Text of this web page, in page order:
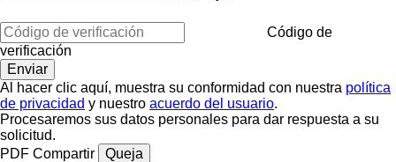
Código de
verificación
Al hacer clic aquí, muestra su conformidad con nuestra política
de privacidad y nuestro acuerdo del usuario.
Procesaremos sus datos personales para dar respuesta a su
solicitud.
PDF Compartir
Queja